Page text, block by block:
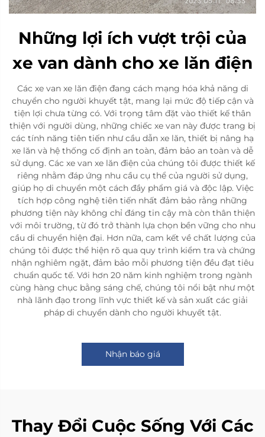
Những lợi ích vượt trội của
xe van dành cho xe lăn điện
Các xe van xe lăn điện đang cách mạng hóa khả năng di
chuyển cho người khuyết tật, mang lại mức độ tiếp cận và
tiện lợi chưa từng có. Với trọng tâm đặt vào thiết kế thân
thiện với người dùng, những chiếc xe van này được trang bị
các tính năng tiên tiến như cầu dẫn xe lăn, thiết bị nâng hạ
xe lăn và hệ thống cố định an toàn, đảm bảo an toàn và dễ
sử dụng. Các xe van xe lăn điện của chúng tôi được thiết kế
riêng nhằm đáp ứng nhu cầu cụ thể của người sử dụng,
giúp họ di chuyển một cách đầy phẩm giá và độc lập. Việc
tích hợp công nghệ tiên tiến nhất đảm bảo rằng những
phương tiện này không chỉ đáng tin cậy mà còn thân thiện
với môi trường, từ đó trở thành lựa chọn bền vững cho nhu
cầu di chuyển hiện đại. Hơn nữa, cam kết về chất lượng của
chúng tôi được thể hiện rõ qua quy trình kiểm tra và chứng
nhận nghiêm ngặt, đảm bảo mỗi phương tiện đều đạt tiêu
chuẩn quốc tế. Với hơn 20 năm kinh nghiệm trong ngành
cùng hàng chục bằng sáng chế, chúng tôi nổi bật như một
nhà lãnh đạo trong lĩnh vực thiết kế và sản xuất các giải
pháp di chuyển dành cho người khuyết tật.
Nhận báo giá
Thay Đổi Cuộc Sống Với Các